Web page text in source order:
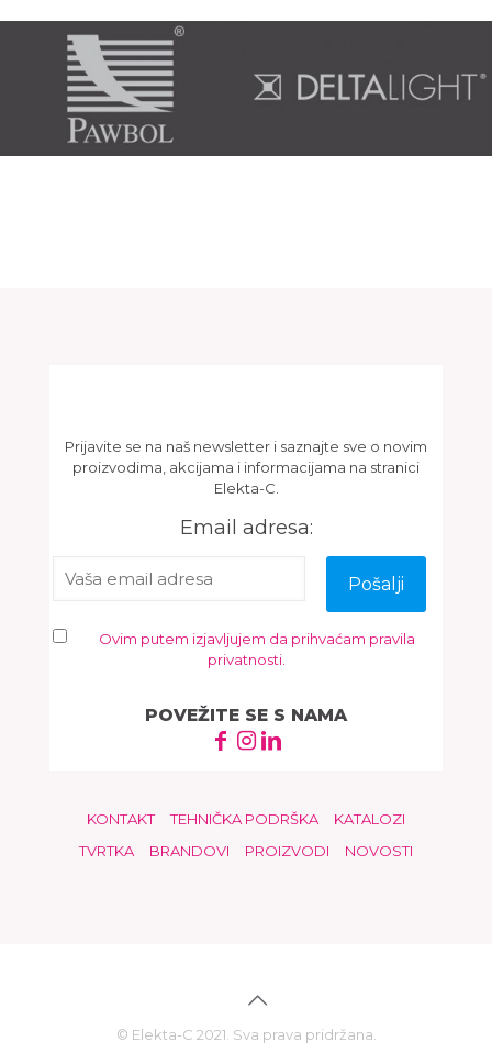
Prijavite se na naš newsletter i saznajte sve o novim
proizvodima, akcijama i informacijama na stranici
Elekta-C.
Email adresa:
Ovim putem izjavljujem da prihvaćam pravila
privatnosti.
POVEŽITE SE S NAMA
KONTAKT TEHNIČKA PODRŠKA
KATALOZI
TVRTKA
BRANDOVI PROIZVODI NOVOSTI
© Elekta-C 2021. Sva prava pridržana.